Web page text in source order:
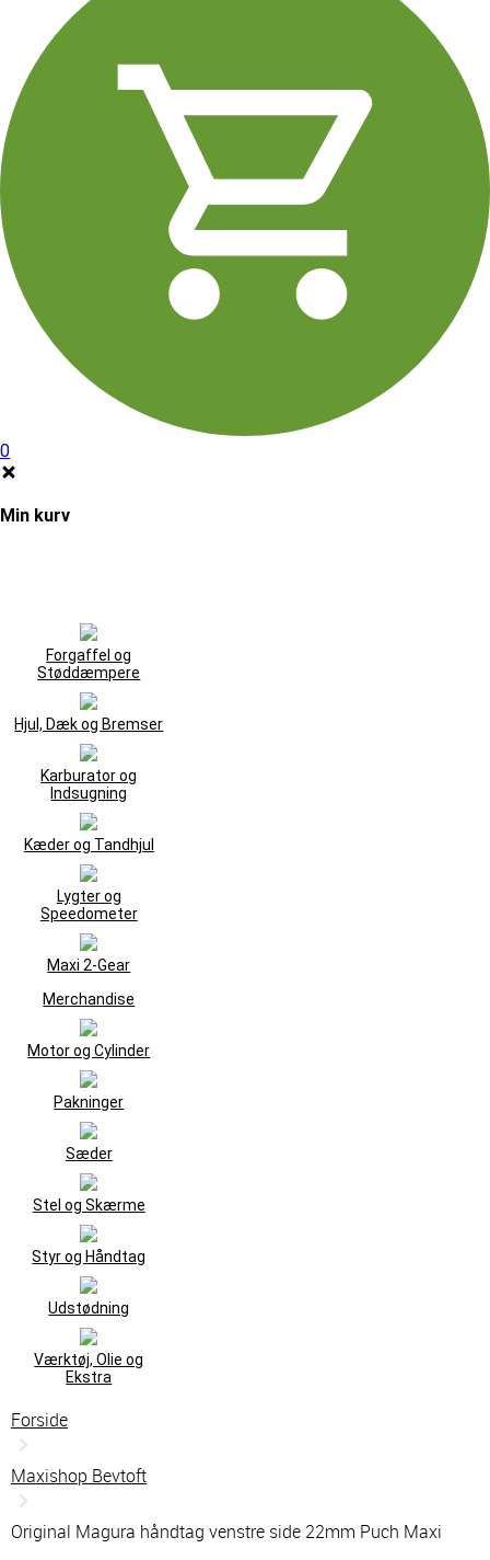
0
Min kurv
Forgaffel og
Støddæmpere
Hjul, Dæk og Bremser
Karburator og
Indsugning
Kæder og Tandhjul
Lygter og
Speedometer
Maxi 2-Gear
Merchandise
Motor og Cylinder
Pakninger
Sæder
Stel og Skærme
Styr og Håndtag
Udstødning
Værktøj, Olie og
Ekstra
Forside
Maxishop Bevtoft
Original Magura håndtag venstre side 22mm Puch Maxi